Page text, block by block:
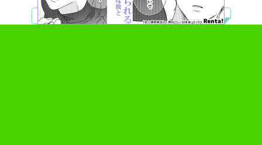
夢小説 ツイステ R18 鬼滅の刃 BL